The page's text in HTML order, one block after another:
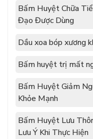
Bấm Huyệt Chữa
Đạo Được Dùng
Dầu xoa bóp xương
Bấm huyệt trị mất
Bấm Huyệt Giảm
Khỏe Mạnh
Bấm Huyệt Lưu
Lưu Ý Khi Thực Hiện